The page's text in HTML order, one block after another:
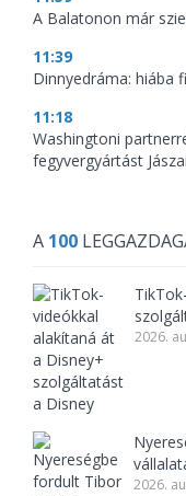
A Balatonon már
11:39
Dinnyedráma: hiába
11:18
Washingtoni
fegyvergyártást
A 100
2026.
2026.